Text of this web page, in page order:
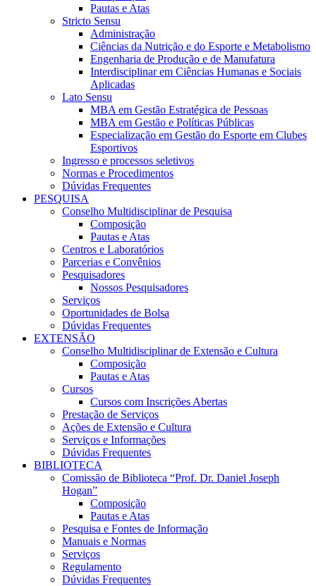
Pautas e Atas
Stricto Sensu
Administração
Ciências da Nutrição e do Esporte e Metabolismo
Engenharia de Produção e de Manufatura
Interdisciplinar em Ciências Humanas e Sociais
Aplicadas
Lato Sensu
MBA em Gestão Estratégica de Pessoas
MBA em Gestão e Políticas Públicas
Especialização em Gestão do Esporte em Clubes
Esportivos
Ingresso e processos seletivos
Normas e Procedimentos
Dúvidas Frequentes
PESQUISA
Conselho Multidisciplinar de Pesquisa
Composição
Pautas e Atas
Centros e Laboratórios
Parcerias e Convênios
Pesquisadores
Nossos Pesquisadores
Serviços
Oportunidades de Bolsa
Dúvidas Frequentes
EXTENSÃO
Conselho Multidisciplinar de Extensão e Cultura
Composição
Pautas e Atas
Cursos
Cursos com Inscrições Abertas
Prestação de Serviços
Ações de Extensão e Cultura
Serviços e Informações
Dúvidas Frequentes
BIBLIOTECA
Comissão de Biblioteca “Prof. Dr. Daniel Joseph
Hogan”
Composição
Pautas e Atas
Pesquisa e Fontes de Informação
Manuais e Normas
Serviços
Regulamento
Dúvidas Frequentes